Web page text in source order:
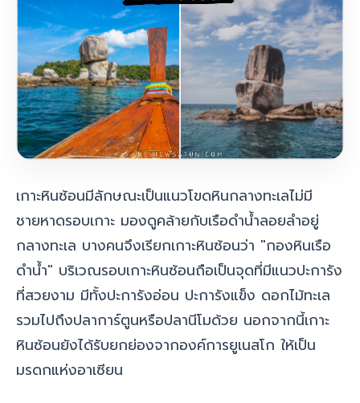
เกาะหินซ้อนมีลักษณะเป็นแนวโขดหินกลางทะเลไม่มี
ชายหาดรอบเกาะ มองดูคล้ายกับเรือดำน้ำลอยลำอยู่
กลางทะเล บางคนจึงเรียกเกาะหินซ้อนว่า "กองหินเรือ
ดำน้ำ" บริเวณรอบเกาะหินซ้อนถือเป็นจุดที่มีแนวปะการัง
ที่สวยงาม มีทั้งปะการังอ่อน ปะการังแข็ง ดอกไม้ทะเล
รวมไปถึงปลาการ์ตูนหรือปลานีโมด้วย นอกจากนี้เกาะ
หินซ้อนยังได้รับยกย่องจากองค์การยูเนสโก ให้เป็น
มรดกแห่งอาเซียน